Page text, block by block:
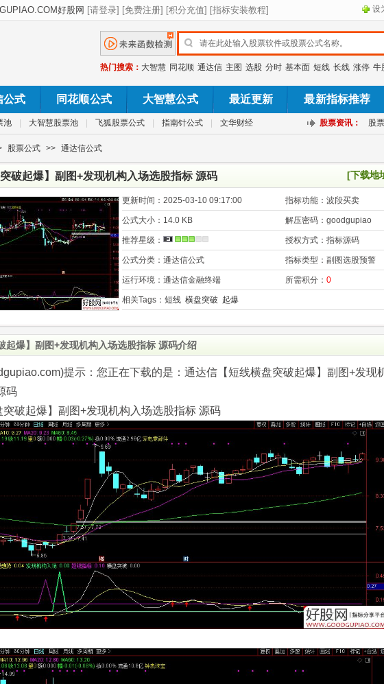
设
热门搜索： 大智慧 同花顺 通达信 主图 选股 分时 基本面 短线 长线 涨停 牛
公式 同花顺公式 大智慧公式 最近更新 最新指标推荐
池 大智慧股票池 飞狐股票公式 指南针公式 文华财经 股票资讯： 股
股票公式 >> 通达信公式
破起爆】副图+发现机构入场选股指标 源码 [下载地
更新时间： 2025-03-10 09:17:00 指标功能： 波段买卖
公式大小： 14.0 KB 解压密码： goodgupiao
推荐星级： 授权方式： 指标源码
公式分类： 通达信公式 指标类型： 副图选股预警
运行环境： 通达信金融终端 所需积分： 0
相关Tags： 短线 横盘突破 起爆
起爆】副图+发现机构入场选股指标 源码介绍
提示：您正在下载的是：通达信【短线横盘突破起爆】副图+发现
码
破起爆】副图+发现机构入场选股指标 源码